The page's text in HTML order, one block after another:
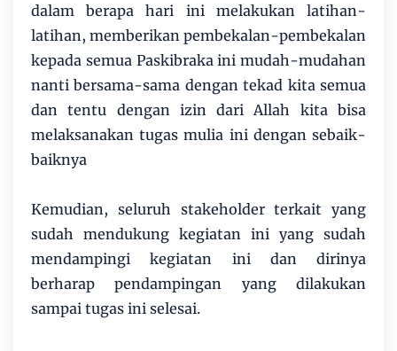
dalam berapa hari ini melakukan latihan-
latihan, memberikan pembekalan-pembekalan
kepada semua Paskibraka ini mudah-mudahan
nanti bersama-sama dengan tekad kita semua
dan tentu dengan izin dari Allah kita bisa
melaksanakan tugas mulia ini dengan sebaik-
baiknya
Kemudian, seluruh stakeholder terkait yang
sudah mendukung kegiatan ini yang sudah
mendampingi kegiatan ini dan dirinya
berharap pendampingan yang dilakukan
sampai tugas ini selesai.